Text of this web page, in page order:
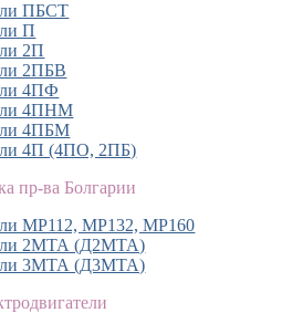
ПБСТ
П
2П
2ПБВ
4ПФ
4ПНМ
4ПБМ
4П (4ПО, 2ПБ)
пр-ва Болгарии
MP112, МР132, MP160
2МТА (Д2МТА)
3МТА (Д3МТА)